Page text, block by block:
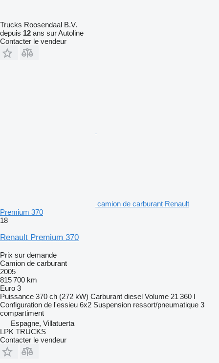
Trucks Roosendaal B.V.
depuis 12 ans sur Autoline
Contacter le vendeur
camion de carburant Renault
Premium 370
18
Renault Premium 370
Prix sur demande
Camion de carburant
2005
815 700 km
Euro 3
Puissance 370 ch (272 kW) Carburant diesel Volume 21 360 l
Configuration de l'essieu 6x2 Suspension ressort/pneumatique 3
compartiment
Espagne, Villatuerta
LPK TRUCKS
Contacter le vendeur